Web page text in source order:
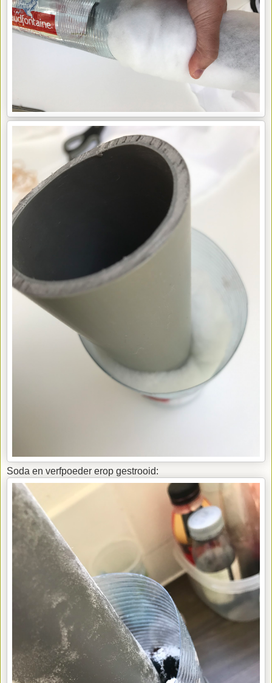
Soda en verfpoeder erop gestrooid: